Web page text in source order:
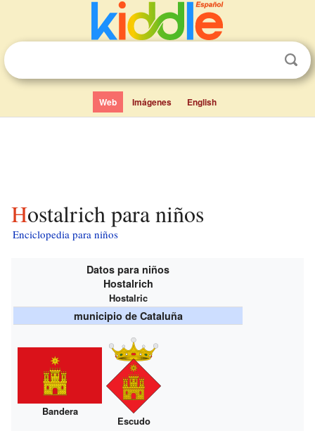
Web Imágenes English
Hostalrich para niños
Enciclopedia para niños
Datos para niños
Hostalrich
Hostalric
municipio de Cataluña
Bandera
Escudo